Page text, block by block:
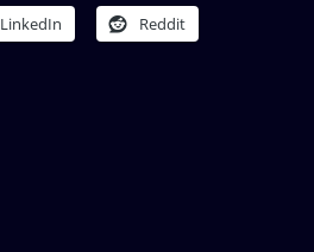
LinkedIn Reddit